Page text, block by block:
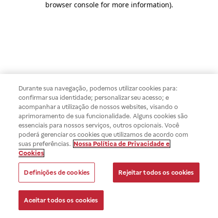
browser console for more information).
Durante sua navegação, podemos utilizar cookies para:
confirmar sua identidade; personalizar seu acesso; e
acompanhar a utilização de nossos websites, visando o
aprimoramento de sua funcionalidade. Alguns cookies são
essenciais para nossos serviços, outros opcionais. Você
poderá gerenciar os cookies que utilizamos de acordo com
suas preferências. Nossa Política de Privacidade e
Cookies
Definições de cookies Rejeitar todos os cookies
Aceitar todos os cookies